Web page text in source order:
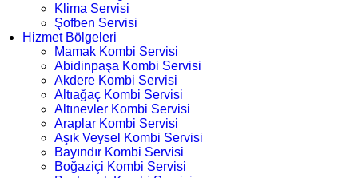
Klima Servisi
Şofben Servisi
Hizmet Bölgeleri
Mamak Kombi Servisi
Abidinpaşa Kombi Servisi
Akdere Kombi Servisi
Altıağaç Kombi Servisi
Altınevler Kombi Servisi
Araplar Kombi Servisi
Aşık Veysel Kombi Servisi
Bayındır Kombi Servisi
Boğaziçi Kombi Servisi